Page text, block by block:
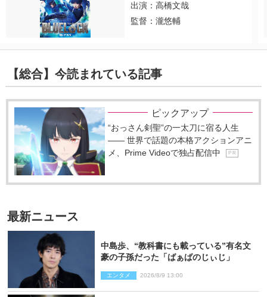
出演：高橋文哉
監督：瀧悠輔
【総合】今読まれている記事
ピックアップ
“おっさん剣聖”の一太刀に宿る人生
―― 世界で話題の本格アクションアニ
メ、Prime Videoで独占配信中
P R
最新ニュース
中島歩、“教科書にも載っている”有名文
豪の子孫だった「ばぁばのじぃじ」
エンタメ 2026/8/9 13:00